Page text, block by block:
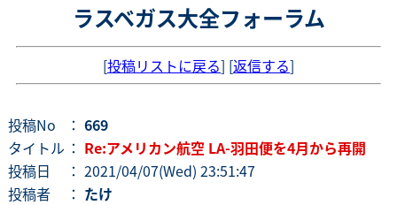
ラスベガス大全フォーラム
[投稿リストに戻る] [返信する]
投稿No ： 669
タイトル ： Re:アメリカン航空 LA-羽田便を4月から再開
投稿日
： 2021/04/07(Wed) 23:51:47
投稿者
： たけ